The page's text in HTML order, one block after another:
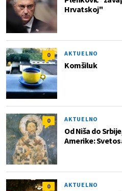
Hrvatskoj"
0 AKTUELNO
Komšiluk
0 AKTUELNO
Od Niša do
Amerike:
0 AKTUELNO